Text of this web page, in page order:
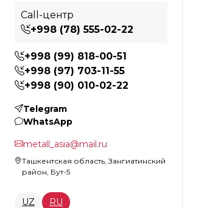
Call-центр
+998 (78) 555-02-22
+998 (99) 818-00-51
+998 (97) 703-11-55
+998 (90) 010-02-22
Telegram
WhatsApp
metall_asia@mail.ru
Ташкентская область, Зангиатинский
район, Бут-5
UZ RU